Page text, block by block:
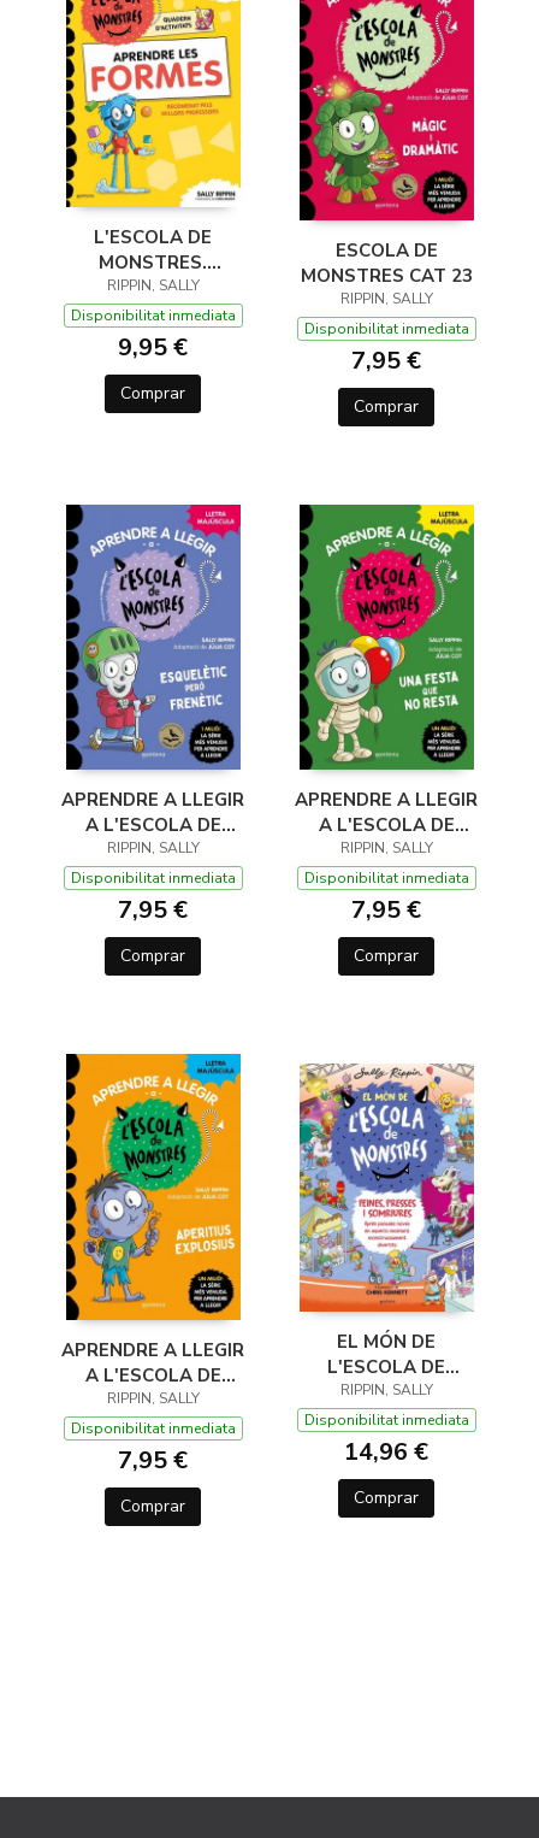
L'ESCOLA DE
MONSTRES.
QUADERN
D'ACTIVITATS -
APRENDRE LES
FORMES
RIPPIN, SALLY
Disponibilitat inmediata
9,95 €
Comprar
ESCOLA DE
MONSTRES CAT 23
RIPPIN, SALLY
Disponibilitat inmediata
7,95 €
Comprar
APRENDRE A LLEGIR
A L'ESCOLA DE
MONSTRES 21 -
ESQUELÈTIC PERÒ
FRENÈTIC
RIPPIN, SALLY
Disponibilitat inmediata
7,95 €
Comprar
APRENDRE A LLEGIR
A L'ESCOLA DE
MONSTRES 20 - UNA
FESTA QUE NO
RESTA
RIPPIN, SALLY
Disponibilitat inmediata
7,95 €
Comprar
APRENDRE A LLEGIR
A L'ESCOLA DE
MONSTRES 19 -
APERITIUS
EXPLOSIUS
RIPPIN, SALLY
Disponibilitat inmediata
7,95 €
Comprar
EL MÓN DE
L'ESCOLA DE
MONSTRES 2 -
FEINES,
ESTABLIMENTS I
TOTS CONTENTS
RIPPIN, SALLY
Disponibilitat inmediata
14,96 €
Comprar